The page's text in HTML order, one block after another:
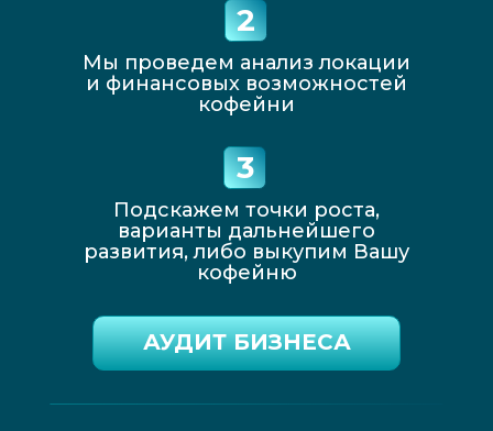
АУДИТ БИЗНЕСА
3
2
Подскажем точки роста,
варианты дальнейшего
развития, либо выкупим Вашу
кофейню
Мы проведем анализ локации
и финансовых возможностей
кофейни